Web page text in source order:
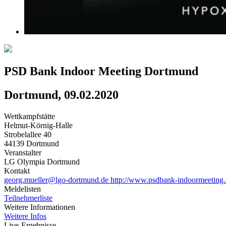
PSD Bank Indoor Meeting Dortmund
Dortmund, 09.02.2020
Wettkampfstätte
Helmut-Körnig-Halle
Strobelallee 40
44139 Dortmund
Veranstalter
LG Olympia Dortmund
Kontakt
georg.mueller@lgo-dortmund.de http://www.psdbank-
Meldelisten
Teilnehmerliste
Weitere Informationen
Weitere Infos